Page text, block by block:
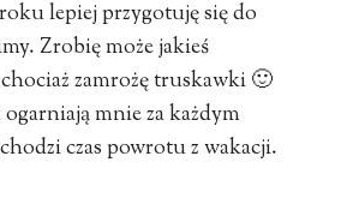
lepiej przygotuję się do
Zrobię może jakieś
zamrożę truskawki 🙂
mnie za każdym
czas powrotu z wakacji.